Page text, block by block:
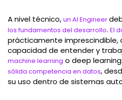
A nivel técnico, un AI Engineer
los fundamentos del desarrollo. El
prácticamente imprescindible,
capacidad de entender y
machine learning o deep
sólida competencia en datos,
su uso dentro de sistemas